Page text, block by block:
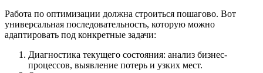
Работа по оптимизации должна строиться пошагово. Вот
универсальная последовательность, которую можно
адаптировать под конкретные задачи:
Диагностика текущего состояния: анализ бизнес-
процессов, выявление потерь и узких мест.